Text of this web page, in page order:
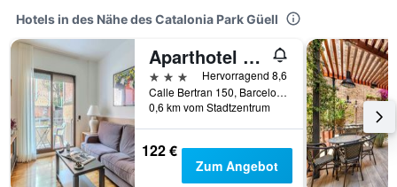
Hotels in des Nähe des Catalonia Park Güell
Aparthotel Bertran
3 Sterne
Hervorragend 8,6
Calle Bertran 150, Barcelona, Spanien
0,6 km vom Stadtzentrum
122 €
Zum Angebot